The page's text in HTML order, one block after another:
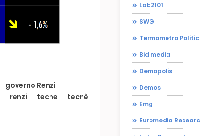
governo Renzi
renzi tecne
tecnè
Lab2101
SWG
Termometro
Bidimedia
Demopolis
Demos
Emg
Euromedia